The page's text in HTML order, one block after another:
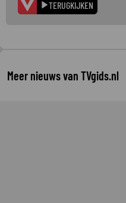
TERUGKIJKEN
Meer nieuws van TVgids.nl